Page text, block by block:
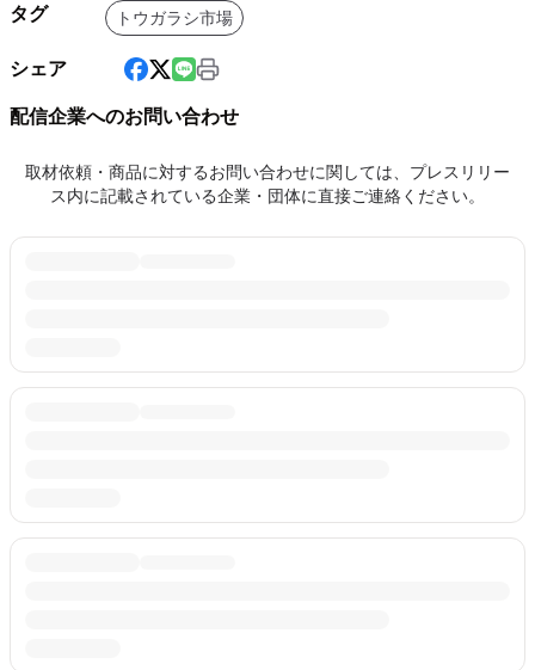
タグ トウガラシ市場
シェア
配信企業へのお問い合わせ
取材依頼・商品に対するお問い合わせに関しては、プレスリリー
ス内に記載されている企業・団体に直接ご連絡ください。